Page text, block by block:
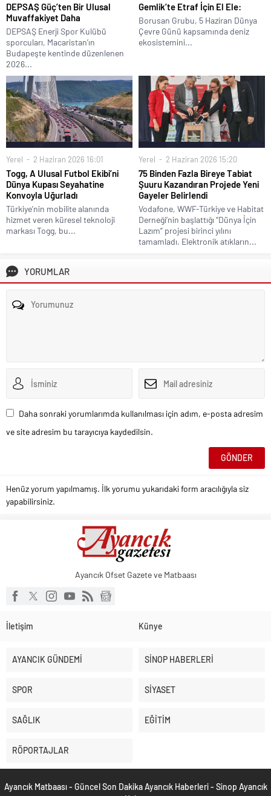
DEPSAŞ Güç’ten Bir Ulusal
Muvaffakiyet Daha
DEPSAŞ Enerji Spor Kulübü
sporcuları, Macaristan’ın
Budapeşte kentinde düzenlenen
2026...
Gemlik’te Etraf İçin El Ele:
Borusan Grubu, 5 Haziran Dünya
Çevre Günü kapsamında deniz
ekosistemini...
Yerel 2 Haziran 2026 16:01
Togg, A Ulusal Futbol Ekibi’ni
Dünya Kupası Seyahatine
Konvoyla Uğurladı
Türkiye’nin mobilite alanında
hizmet veren küresel teknoloji
markası Togg, bu...
Yerel 2 Haziran 2026 15:20
75 Binden Fazla Bireye Tabiat
Şuuru Kazandıran Projede Yeni
Gayeler Belirlendi
Vodafone, WWF-Türkiye ve Habitat
Derneği’nin başlattığı “Dünya İçin
Lazım” projesi birinci yılını
tamamladı. Elektronik atıkların...
YORUMLAR
Daha sonraki yorumlarımda kullanılması için adım, e-posta adresim
ve site adresim bu tarayıcıya kaydedilsin.
Henüz yorum yapılmamış. İlk yorumu yukarıdaki form aracılığıyla siz
yapabilirsiniz.
Ayancık Ofset Gazete ve Matbaası
İletişim Künye
AYANCIK GÜNDEMİ SİNOP HABERLERİ
SPOR SİYASET
SAĞLIK EĞİTİM
RÖPORTAJLAR
Ayancık Matbaası - Güncel Son Dakika Ayancık Haberleri - Sinop Ayancık